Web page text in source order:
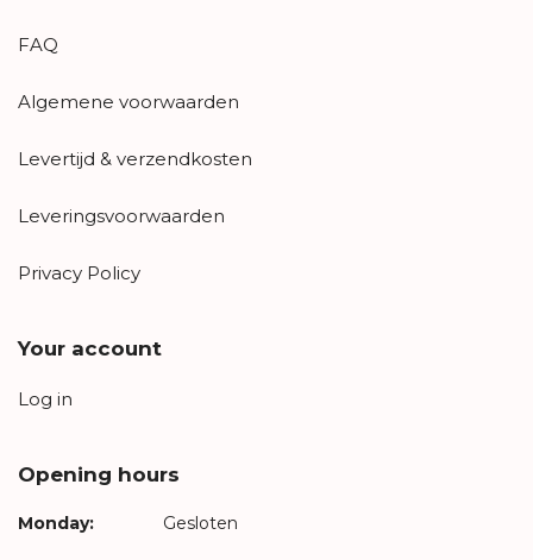
FAQ
Algemene voorwaarden
Levertijd & verzendkosten
Leveringsvoorwaarden
Privacy Policy
Your account
Log in
Opening hours
Monday: Gesloten